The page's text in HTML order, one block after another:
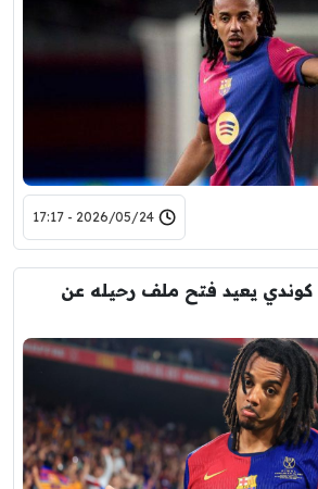
2026/05/24 - 17:17
يعيد فتح ملف رحيله عن